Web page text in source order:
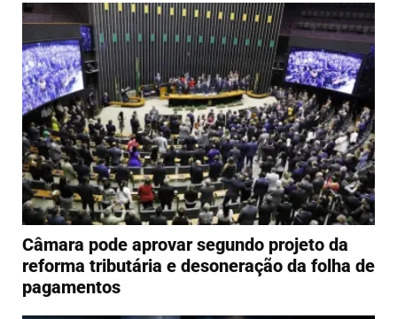
Câmara pode aprovar segundo projeto da
reforma tributária e desoneração da folha de
pagamentos